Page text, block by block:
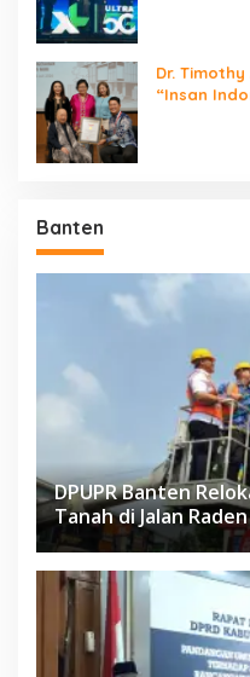
Dr.
“Insan
Banten
DPUPR Banten
Tanah di Jalan